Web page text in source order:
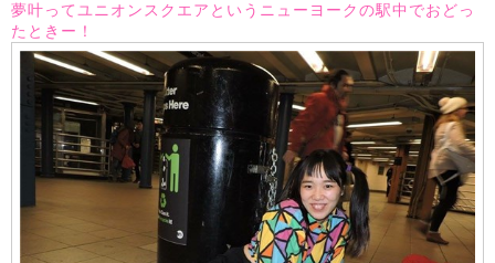
夢叶ってユニオンスクエアというニューヨークの駅中でおどっ
たときー！